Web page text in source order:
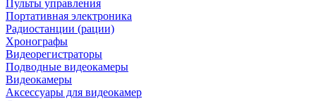
Пульты управления
Портативная электроника
Радиостанции (рации)
Хронографы
Видеорегистраторы
Подводные видеокамеры
Видеокамеры
Аксессуары для видеокамер